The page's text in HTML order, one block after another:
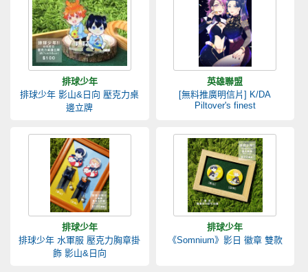
排球少年
排球少年 影山&日向 壓克力桌
邊立牌
英雄聯盟
[無料推廣明信片] K/DA
Piltover's finest
排球少年
排球少年 水軍服 壓克力胸章掛
飾 影山&日向
排球少年
《Somnium》影日 徽章 雙款